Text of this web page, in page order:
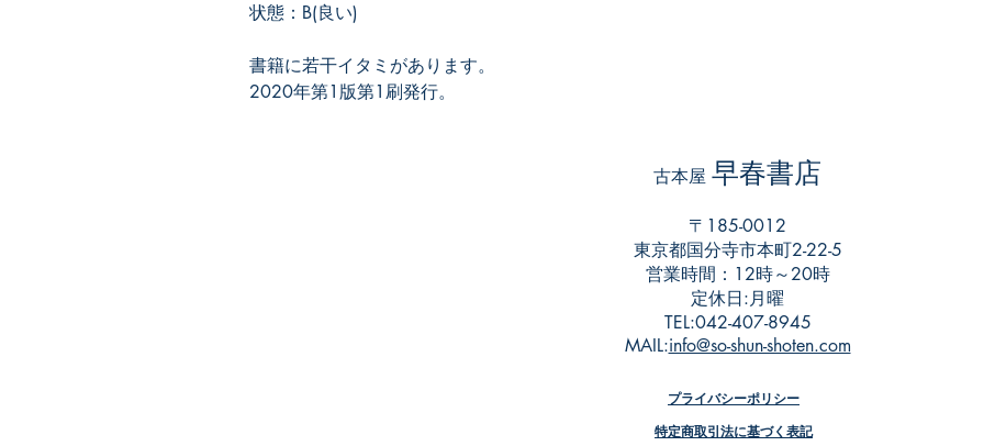
状態：B(良い)
書籍に若干イタミがあります。
2020年第1版第1刷発行。
​古本屋 早春書店
〒185-0012
東京都国分寺市本町2-22-5
営業時間：12時～20時
​定休日:月曜
TEL:042-407-8945
​MAIL:info@so-shun-shoten.com
プライバシーポリシー
特定商取引法に基づく表記